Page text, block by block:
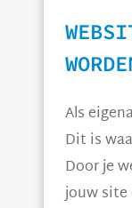
Als
Dit is
Door je
jouw site